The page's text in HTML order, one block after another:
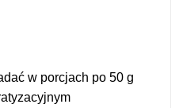
w porcjach po 50 g